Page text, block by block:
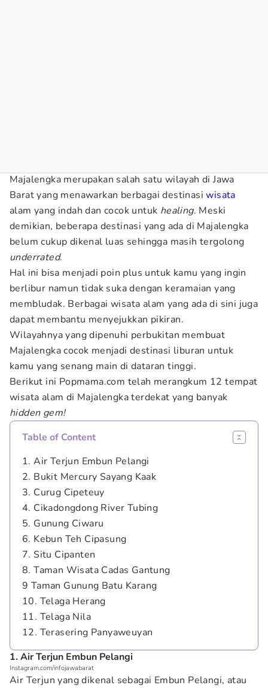
Majalengka merupakan salah satu wilayah di Jawa
Barat yang menawarkan berbagai destinasiwisata
alam yang indah dan cocok untuk healing. Meski
demikian, beberapa destinasi yang ada di Majalengka
belum cukup dikenal luas sehingga masih tergolong
underrated.
Hal ini bisa menjadi poin plus untuk kamu yang ingin
berlibur namun tidak suka dengan keramaian yang
membludak. Berbagai wisata alam yang ada di sini juga
dapat membantu menyejukkan pikiran.
Wilayahnya yang dipenuhi perbukitan membuat
Majalengka cocok menjadi destinasi liburan untuk
kamu yang senang main di dataran tinggi.
Berikut ini Popmama.com telah merangkum 12 tempat
wisata alam di Majalengka terdekat yang banyak
hidden gem!
Table of Content
1. Air Terjun Embun Pelangi
2. Bukit Mercury Sayang Kaak
3. Curug Cipeteuy
4. Cikadongdong River Tubing
5. Gunung Ciwaru
6. Kebun Teh Cipasung
7. Situ Cipanten
8. Taman Wisata Cadas Gantung
9 Taman Gunung Batu Karang
10. Telaga Herang
11. Telaga Nila
12. Terasering Panyaweuyan
1. Air Terjun Embun Pelangi
Instagram.com/infojawabarat
Air Terjun yang dikenal sebagai Embun Pelangi, atau